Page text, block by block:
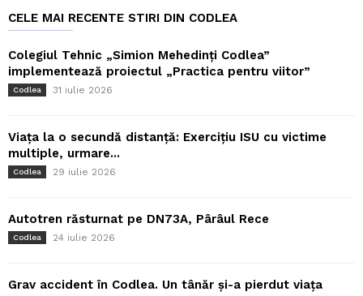
CELE MAI RECENTE STIRI DIN CODLEA
Colegiul Tehnic „Simion Mehedinți Codlea”
implementează proiectul „Practica pentru viitor”
Codlea 31 iulie 2026
Viața la o secundă distanță: Exercițiu ISU cu victime
multiple, urmare...
Codlea 29 iulie 2026
Autotren răsturnat pe DN73A, Pârâul Rece
Codlea 24 iulie 2026
Grav accident în Codlea. Un tânăr și-a pierdut viața